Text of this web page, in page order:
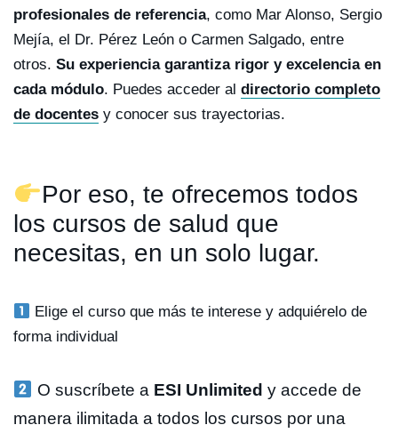
profesionales de referencia, como Mar Alonso, Sergio
Mejía, el Dr. Pérez León o Carmen Salgado, entre
otros. Su experiencia garantiza rigor y excelencia en
cada módulo. Puedes acceder al directorio completo
de docentes y conocer sus trayectorias.
Por eso, te ofrecemos todos
los cursos de salud que
necesitas, en un solo lugar.
Elige el curso que más te interese y adquiérelo de
forma individual
O suscríbete a ESI Unlimited y accede de
manera ilimitada a todos los cursos por una